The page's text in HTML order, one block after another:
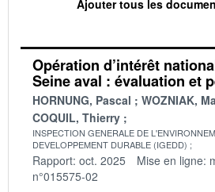
Ajouter tous les
Opération d’intérêt
Seine aval : évaluation et
HORNUNG, Pascal
WOZNIAK,
COQUIL, Thierry
INSPECTION GENERALE DE
DEVELOPPEMENT DURABLE (IGEDD)
Rapport: oct. 2025 Mise en ligne:
n°015575-02